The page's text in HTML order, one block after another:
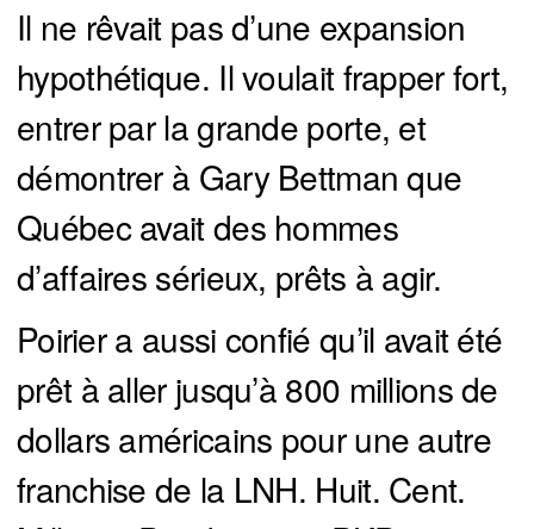
Il ne rêvait pas d’une expansion
hypothétique. Il voulait frapper fort,
entrer par la grande porte, et
démontrer à Gary Bettman que
Québec avait des hommes
d’affaires sérieux, prêts à agir.
Poirier a aussi confié qu’il avait été
prêt à aller jusqu’à 800 millions de
dollars américains pour une autre
franchise de la LNH. Huit. Cent.